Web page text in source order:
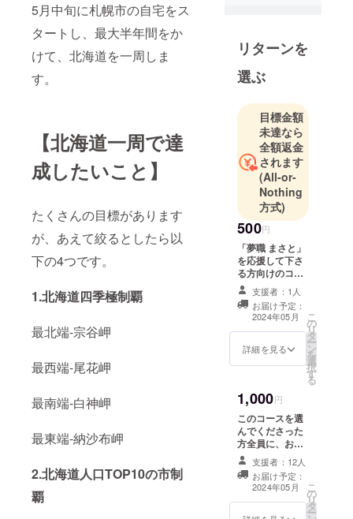
5月中旬に札幌市の自宅をス
タートし、最大半年間をか
けて、北海道を一周しま
す。
【北海道一周で達
成したいこと】
たくさんの目標があります
が、あえて絞るとしたら以
下の4つです。
1.北海道四季極制覇
最北端-宗谷岬
最西端-尾花岬
最南端-白神岬
最東端-納沙布岬
2.北海道人口TOP10の市制
覇
リターンを
選ぶ
目標金額
未達なら
全額返金
されます
(All-or-
Nothing
方式)
500円
「夢職 まさと」
を応援して下さ
る方向けのコー
スです。 クラウ
ドファンディン
グして下さった
方の 人数×1本の
面白い動画を公
開いたします。
支援者：1人
お届け予定：
2024年05月
詳細を見る
こ
の
リ
タ
ー
ン
を
選
択
す
る
1,000円
このコースを選
んでくださった
方全員に、お礼
の動画を送らせ
ていただきま
す。 動画は出発
前に送らせてい
ただきます。 同
支援者：12人
お届け予定：
2024年05月
こ
の
リ
タ
ー